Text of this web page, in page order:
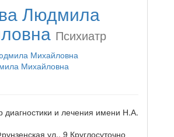
Людмила
Психиатр
Михайловна
диагностики и лечения имени Н.А.
ул., 9 Круглосуточно